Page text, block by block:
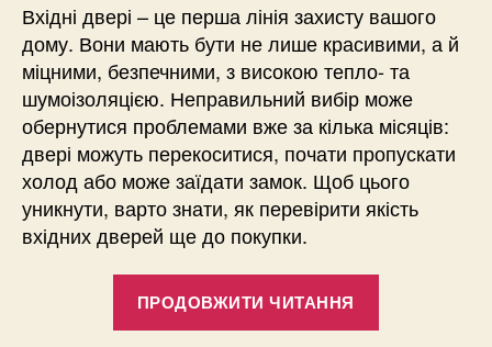
Вхідні двері – це перша лінія захисту вашого
дому. Вони мають бути не лише красивими, а й
міцними, безпечними, з високою тепло- та
шумоізоляцією. Неправильний вибір може
обернутися проблемами вже за кілька місяців:
двері можуть перекоситися, почати пропускати
холод або може заїдати замок. Щоб цього
уникнути, варто знати, як перевірити якість
вхідних дверей ще до покупки.
ПРОДОВЖИТИ ЧИТАННЯ